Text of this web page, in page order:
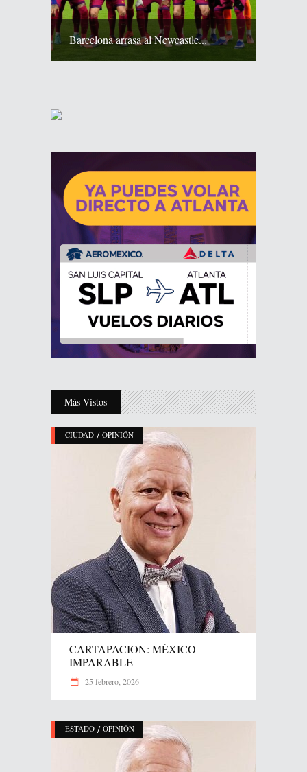
Barcelona arrasa al Newcastle...
Más Vistos
CIUDAD / OPINIÓN
CARTAPACION: MÉXICO
IMPARABLE
25 febrero, 2026
ESTADO / OPINIÓN